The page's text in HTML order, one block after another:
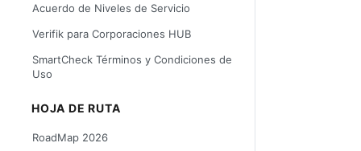
Acuerdo de Niveles de Servicio
Verifik para Corporaciones HUB
SmartCheck Términos y Condiciones de
Uso
HOJA DE RUTA
RoadMap 2026